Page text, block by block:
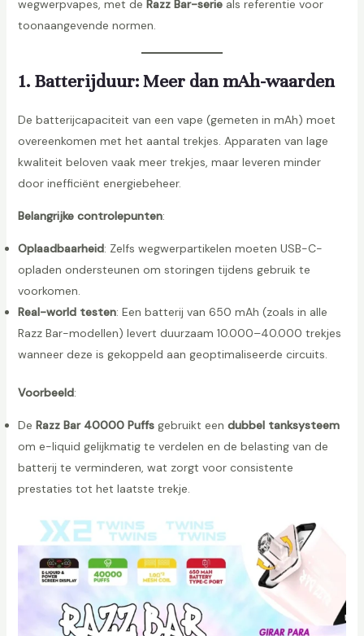
wegwerpvapes, met de Razz Bar-serieals referentie voor
toonaangevende normen.
1. Batterijduur: Meer dan mAh-waarden
De batterijcapaciteit van een vape (gemeten in mAh) moet
overeenkomen met het aantal trekjes. Apparaten van lage
kwaliteit beloven vaak meer trekjes, maar leveren minder
door inefficiënt energiebeheer.
Belangrijke controlepunten:
Oplaadbaarheid: Zelfs wegwerpartikelen moeten USB-C-
opladen ondersteunen om storingen tijdens gebruik te
voorkomen.
Real-world testen: Een batterij van 650 mAh (zoals in alle
Razz Bar-modellen) levert duurzaam 10.000–40.000 trekjes
wanneer deze is gekoppeld aan geoptimaliseerde circuits.
Voorbeeld:
De Razz Bar 40000 Puffsgebruikt een dubbel tanksysteem
om e-liquid gelijkmatig te verdelen en de belasting van de
batterij te verminderen, wat zorgt voor consistente
prestaties tot het laatste trekje.